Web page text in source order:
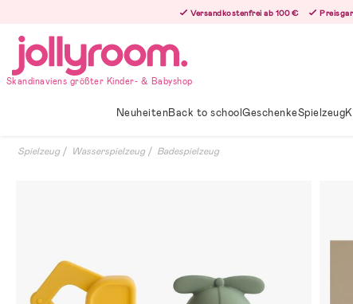
innehållet
Versandkostenfrei ab 100 €
Skandinaviens größter Kinder- & Babyshop
NeuheitenBack to schoolGeschenkeSpielzeug
Spielzeug Wasserspielzeug Badespielzeug